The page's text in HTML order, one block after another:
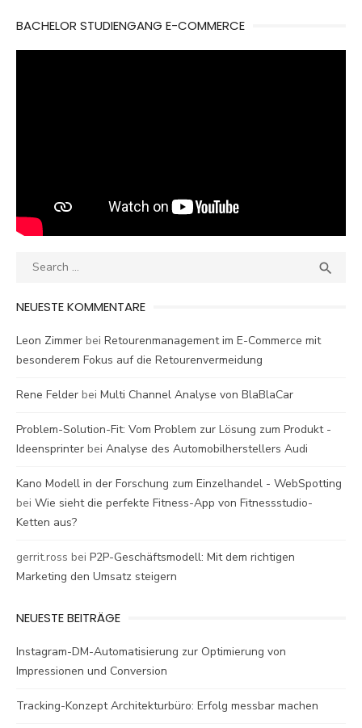
BACHELOR STUDIENGANG E-COMMERCE
Search

NEUESTE KOMMENTARE
Leon Zimmer bei Retourenmanagement im E-Commerce mit
besonderem Fokus auf die Retourenvermeidung
Rene Felder bei Multi Channel Analyse von BlaBlaCar
Problem-Solution-Fit: Vom Problem zur Lösung zum Produkt -
Ideensprinter bei Analyse des Automobilherstellers Audi
Kano Modell in der Forschung zum Einzelhandel - WebSpotting
bei Wie sieht die perfekte Fitness-App von Fitnessstudio-
Ketten aus?
gerrit.ross bei P2P-Geschäftsmodell: Mit dem richtigen
Marketing den Umsatz steigern
NEUESTE BEITRÄGE
Instagram-DM-Automatisierung zur Optimierung von
Impressionen und Conversion
Tracking-Konzept Architekturbüro: Erfolg messbar machen